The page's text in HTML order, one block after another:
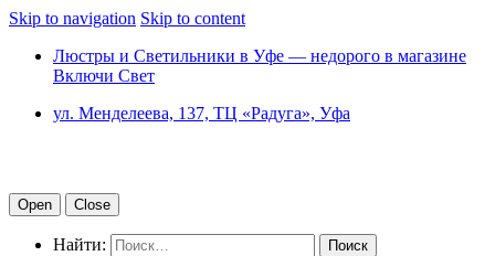
Skip to navigation Skip to content
Люстры и Светильники в Уфе — недорого в магазине
Включи Свет
ул. Менделеева, 137, ТЦ «Радуга», Уфа
Open Close
Найти: